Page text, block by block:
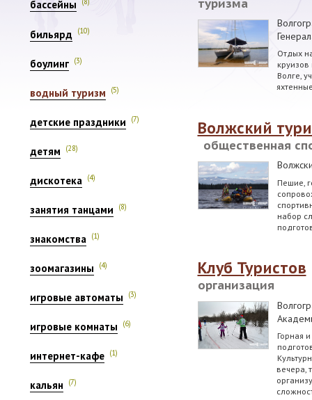
бассейны
бильярд (10)
боулинг (3)
водный туризм (5)
детские праздники (7)
детям (28)
дискотека (4)
занятия танцами (8)
знакомства (1)
зоомагазины (4)
игровые автоматы (3)
игровые комнаты (6)
интернет-кафе (1)
кальян (7)
туризма
Отдых
Волге,
Волжский
общественная
Пешие,
набор
Клуб Туристов
организация
Горная
вечера,